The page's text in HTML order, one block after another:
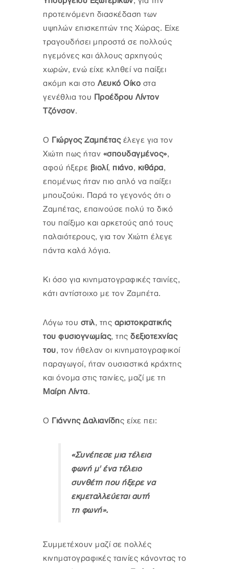
προτεινόμενη διασκέδαση των
υψηλών επισκεπτών της Χώρας. Είχε
τραγουδήσει μπροστά σε πολλούς
ηγεμόνες και άλλους αρχηγούς
χωρών, ενώ είχε κληθεί να παίξει
ακόμη και στο Λευκό Οίκο στα
γενέθλια του Προέδρου Λίντον
Τζόνσον.
Ο Γιώργος Ζαμπέτας έλεγε για τον
Χιώτη πως ήταν «σπουδαγμένος»,
αφού ήξερε βιολί, πιάνο, κιθάρα,
επομένως ήταν πιο απλό να παίξει
μπουζούκι. Παρά το γεγονός ότι ο
Ζαμπέτας, επαινούσε πολύ το δικό
του παίξιμο και αρκετούς από τους
παλαιότερους, για τον Χιώτη έλεγε
πάντα καλά λόγια.
Κι όσο για κινηματογραφικές ταινίες,
κάτι αντίστοιχο με τον Ζαμπέτα.
Λόγω του στιλ, της αριστοκρατικής
του φυσιογνωμίας, της δεξιοτεχνίας
του, τον ήθελαν οι κινηματογραφικοί
παραγωγοί, ήταν ουσιαστικά κράχτης
και όνομα στις ταινίες, μαζί με τη
Μαίρη Λίντα.
Ο Γιάννης Δαλιανίδης είχε πει:
«Συνέπεσε μια τέλεια
φωνή μ' ένα τέλειο
συνθέτη που ήξερε να
εκμεταλλεύεται αυτή
τη φωνή».
Συμμετέχουν μαζί σε πολλές
κινηματογραφικές ταινίες κάνοντας το